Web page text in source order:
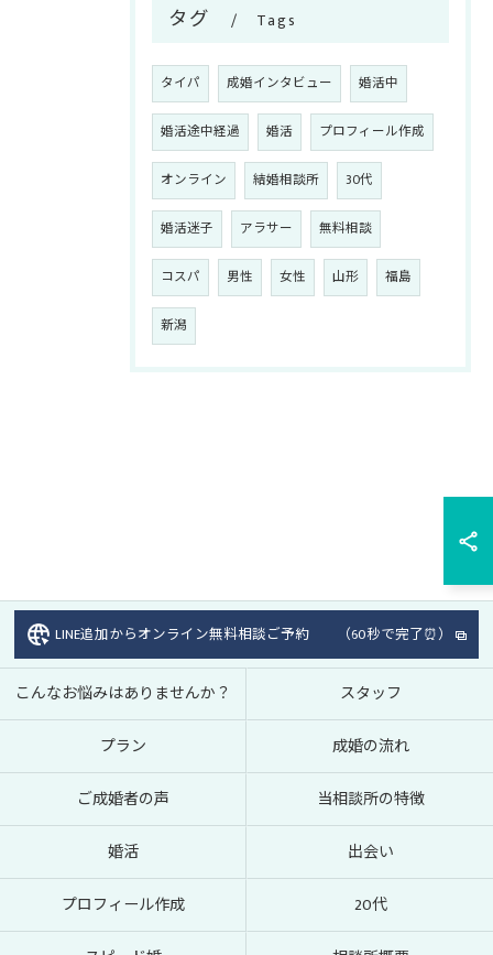
タグ Tags
タイパ 成婚インタビュー 婚活中
婚活途中経過 婚活 プロフィール作成
オンライン 結婚相談所 30代
婚活迷子 アラサー 無料相談
コスパ 男性 女性 山形 福島
新潟
LINE追加からオンライン無料相談ご予約 （60秒で完了⏰）
こんなお悩みはありませんか？ スタッフ
プラン 成婚の流れ
ご成婚者の声 当相談所の特徴
婚活 出会い
プロフィール作成 20代